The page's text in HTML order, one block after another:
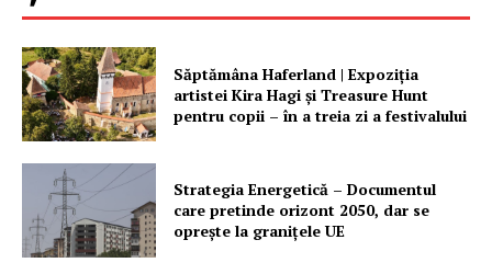
FREEDOM HOUSE ROMÂNIA
Săptămâna Haferland | Expoziţia
artistei Kira Hagi şi Treasure Hunt
pentru copii – în a treia zi a festivalului
Strategia Energetică – Documentul
care pretinde orizont 2050, dar se
oprește la granițele UE